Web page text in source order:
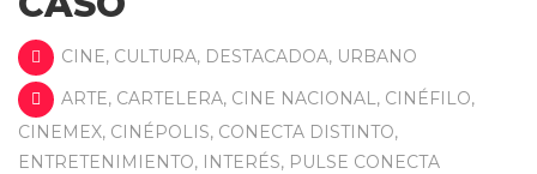
CINE, CULTURA, DESTACADOA, URBANO
ARTE, CARTELERA, CINE NACIONAL, CINÉFILO,
CINEMEX, CINÉPOLIS, CONECTA DISTINTO,
ENTRETENIMIENTO, INTERÉS, PULSE CONECTA